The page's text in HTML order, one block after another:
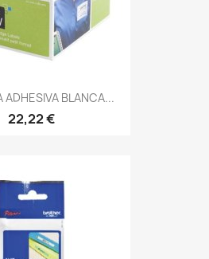
ADHESIVA BLANCA...
22,22 €